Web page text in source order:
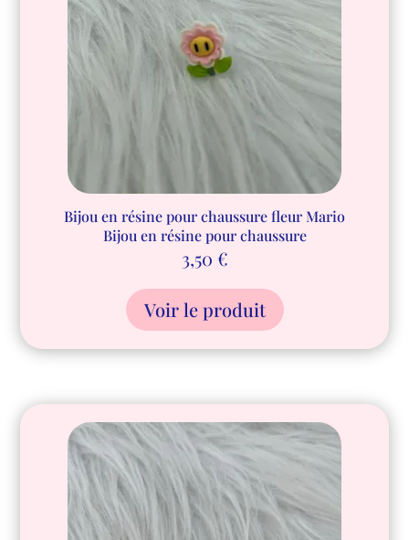
Bijou en résine pour chaussure fleur Mario
Bijou en résine pour chaussure
3,50 €
Voir le produit